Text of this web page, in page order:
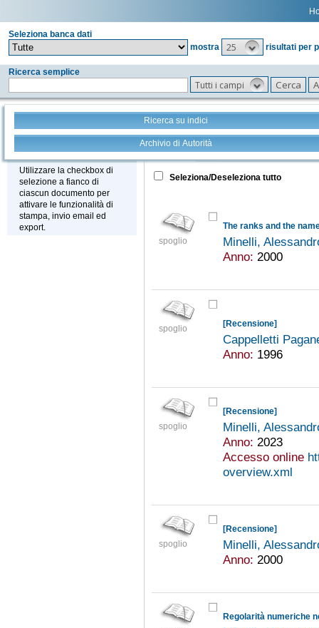
Seleziona banca dati
mostra
25 risultati per
Ricerca semplice
Tutti i campi
Ricerca su indici
Archivio di Autorità
Stampa - Email - Export
Utilizzare la checkbox di
selezione a fianco di
ciascun documento per
attivare le funzionalità di
stampa, invio email ed
export.
Tutto +
Seleziona/Deseleziona tutto
spoglio
Minelli,
Anno: 2000
spoglio [Recensione]
Cappelletti
Anno: 1996
spoglio
[Recensione]
Minelli,
Anno: 2023
Accesso online
overview.xml
spoglio
[Recensione]
Minelli,
Anno: 2000
Regolarità numeriche